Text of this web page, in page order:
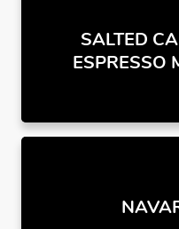
SALTED
ESPRESSO